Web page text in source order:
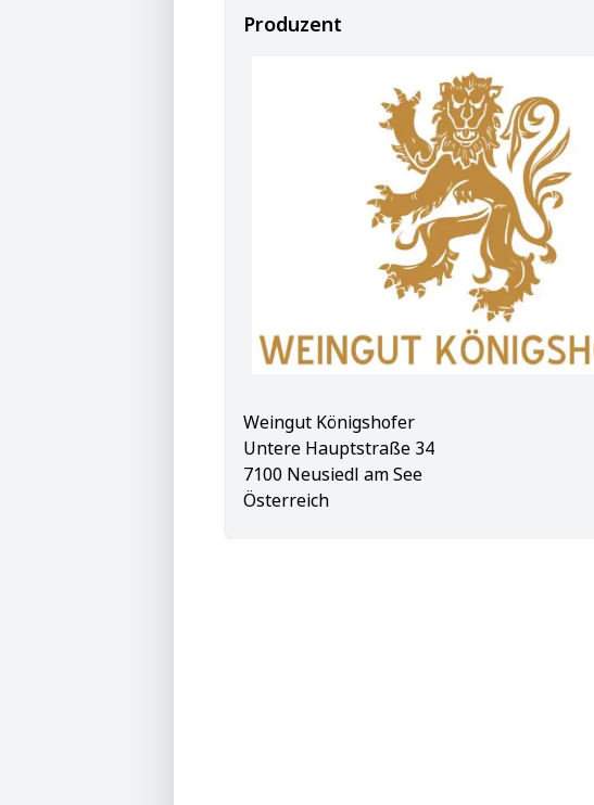
Produzent
Weingut Königshofer
Untere Hauptstraße 34
7100 Neusiedl am See
Österreich